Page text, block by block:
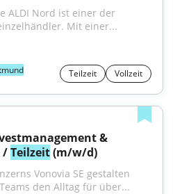
ALDI Nord ist einer der
Mit einer...
Teilzeit Vollzeit
&
/ Teilzeit (m/w/d)
Vonovia SE gestalten
den Alltag für über...